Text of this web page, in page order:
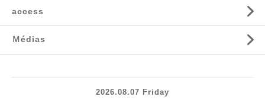
access
Ｍédias
2026.08.07 Friday